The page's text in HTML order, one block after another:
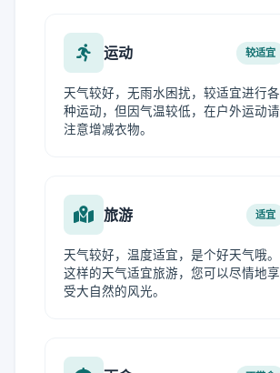
运动 较适宜
天气较好，无雨水困扰，较适宜进行各
种运动，但因气温较低，在户外运动请
注意增减衣物。
旅游 适宜
天气较好，温度适宜，是个好天气哦。
这样的天气适宜旅游，您可以尽情地享
受大自然的风光。